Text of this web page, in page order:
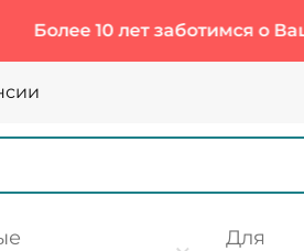
лет заботимся о Вашем выборе
Для